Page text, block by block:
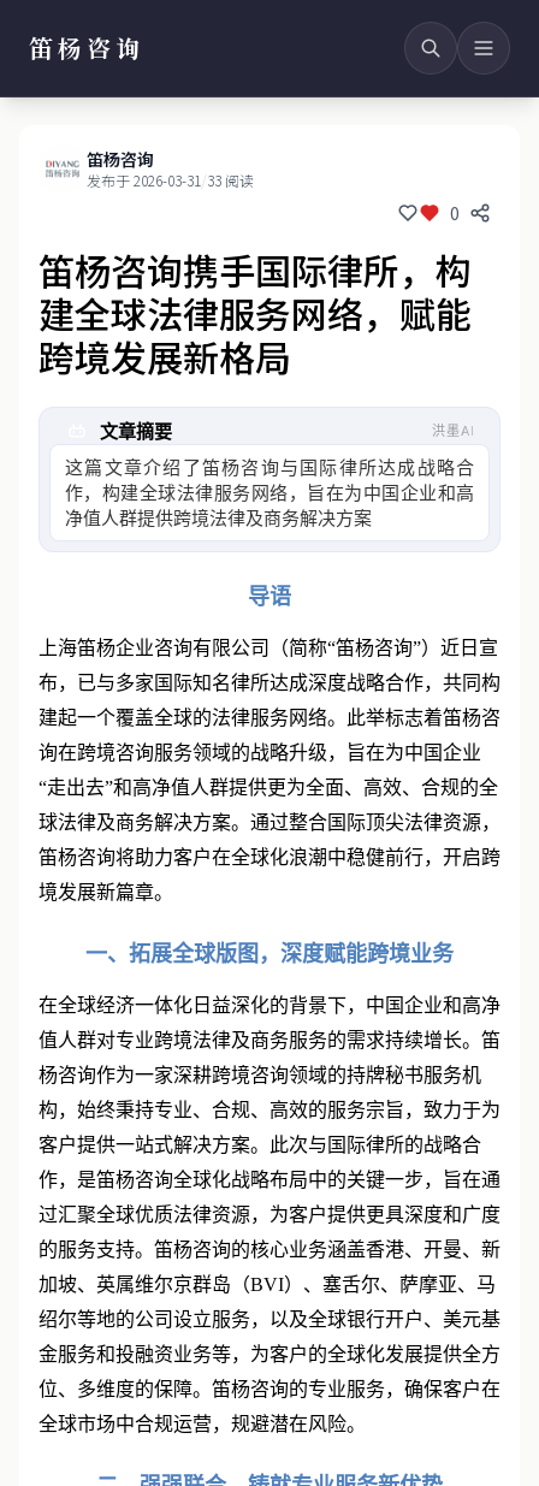
笛杨咨询
笛杨咨询
发布于 2026-03-31/33 阅读
0
笛杨咨询携手国际律所，构
建全球法律服务网络，赋能
跨境发展新格局
文章摘要 洪墨AI
这篇文章介绍了笛杨咨询与国际律所达成战略合
作，构建全球法律服务网络，旨在为中国企业和高
净值人群提供跨境法律及商务解决方案，通过整合
国
上海笛杨企业咨询有限公司（简称“笛杨咨询”）近日宣
布，已与多家国际知名律所达成深度战略合作，共同构
建起一个覆盖全球的法律服务网络。此举标志着笛杨咨
询在跨境咨询服务领域的战略升级，旨在为中国企业
“走出去”和高净值人群提供更为全面、高效、合规的全
球法律及商务解决方案。通过整合国际顶尖法律资源，
笛杨咨询将助力客户在全球化浪潮中稳健前行，开启跨
在全球经济一体化日益深化的背景下，中国企业和高净
值人群对专业跨境法律及商务服务的需求持续增长。笛
杨咨询作为一家深耕跨境咨询领域的持牌秘书服务机
构，始终秉持专业、合规、高效的服务宗旨，致力于为
客户提供一站式解决方案。此次与国际律所的战略合
作，是笛杨咨询全球化战略布局中的关键一步，旨在通
过汇聚全球优质法律资源，为客户提供更具深度和广度
的服务支持。笛杨咨询的核心业务涵盖香港、开曼、新
加坡、英属维尔京群岛（BVI）、塞舌尔、萨摩亚、马
绍尔等地的公司设立服务，以及全球银行开户、美元基
金服务和投融资业务等，为客户的全球化发展提供全方
位、多维度的保障。笛杨咨询的专业服务，确保客户在